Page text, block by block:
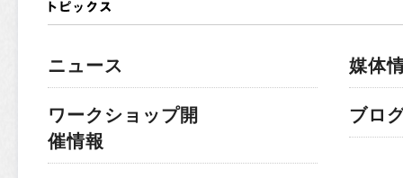
ニュース
ワークショップ開
催情報
媒体
ブロ